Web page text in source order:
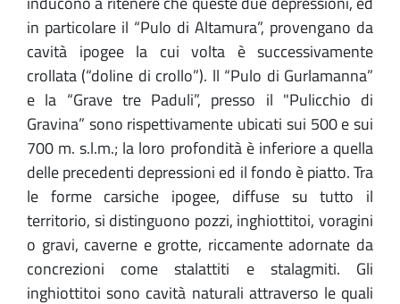
in particolare il “Pulo di Altamura”, provengano da
cavità ipogee la cui volta è successivamente
crollata (“doline di crollo”). ll “Pulo di Gurlamanna”
e la “Grave tre Paduli”, presso il "Pulicchio di
Gravina” sono rispettivamente ubicati sui 500 e sui
700 m. s.l.m.; la loro profondità è inferiore a quella
delle precedenti depressioni ed il fondo è piatto. Tra
le forme carsiche ipogee, diffuse su tutto il
territorio, si distinguono pozzi, inghiottitoi, voragini
o gravi, caverne e grotte, riccamente adornate da
concrezioni come stalattiti e stalagmiti. Gli
inghiottitoi sono cavità naturali attraverso le quali